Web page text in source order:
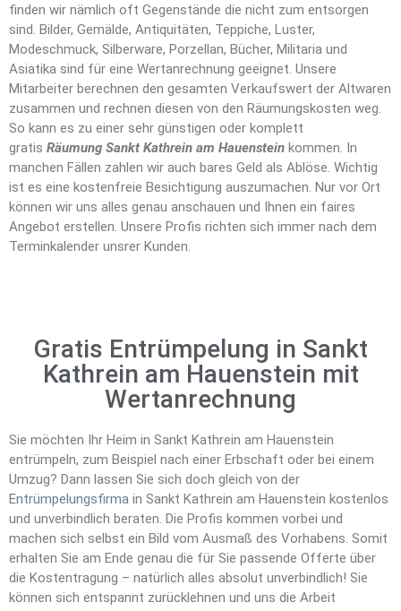
finden wir nämlich oft Gegenstände die nicht zum entsorgen
sind. Bilder, Gemälde, Antiquitäten, Teppiche, Luster,
Modeschmuck, Silberware, Porzellan, Bücher, Militaria und
Asiatika sind für eine Wertanrechnung geeignet. Unsere
Mitarbeiter berechnen den gesamten Verkaufswert der Altwaren
zusammen und rechnen diesen von den Räumungskosten weg.
So kann es zu einer sehr günstigen oder komplett
gratis Räumung Sankt Kathrein am Hauenstein kommen. In
manchen Fällen zahlen wir auch bares Geld als Ablöse. Wichtig
ist es eine kostenfreie Besichtigung auszumachen. Nur vor Ort
können wir uns alles genau anschauen und Ihnen ein faires
Angebot erstellen. Unsere Profis richten sich immer nach dem
Terminkalender unsrer Kunden.
Gratis Entrümpelung in Sankt
Kathrein am Hauenstein mit
Wertanrechnung
Sie möchten Ihr Heim in Sankt Kathrein am Hauenstein
entrümpeln, zum Beispiel nach einer Erbschaft oder bei einem
Umzug? Dann lassen Sie sich doch gleich von der
Entrümpelungsfirma in Sankt Kathrein am Hauenstein kostenlos
und unverbindlich beraten. Die Profis kommen vorbei und
machen sich selbst ein Bild vom Ausmaß des Vorhabens. Somit
erhalten Sie am Ende genau die für Sie passende Offerte über
die Kostentragung – natürlich alles absolut unverbindlich! Sie
können sich entspannt zurücklehnen und uns die Arbeit